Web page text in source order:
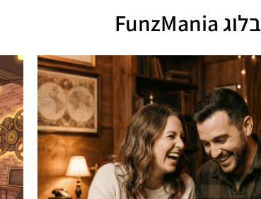
בלוג FunzMania